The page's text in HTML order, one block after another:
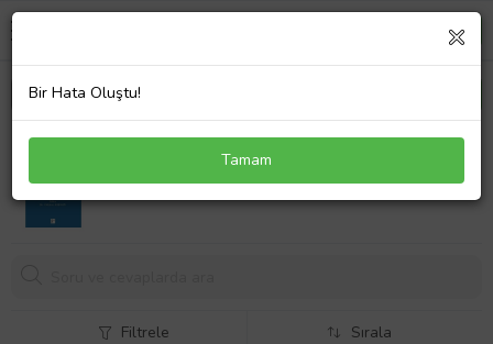
Paradigms of Political EconomyForTurkey
263,10 TL
Filtrele Sırala
Bir Hata Oluştu!
Tamam